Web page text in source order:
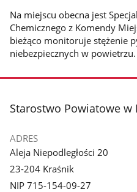
Na miejscu obecna jest
Chemicznego z Komendy
bieżąco monitoruje stężenie
niebezpiecznych w powietrzu.
stopka
Starostwo Powiatowe w
ADRES
Aleja Niepodległości 20
23-204 Kraśnik
NIP 715-154-09-27